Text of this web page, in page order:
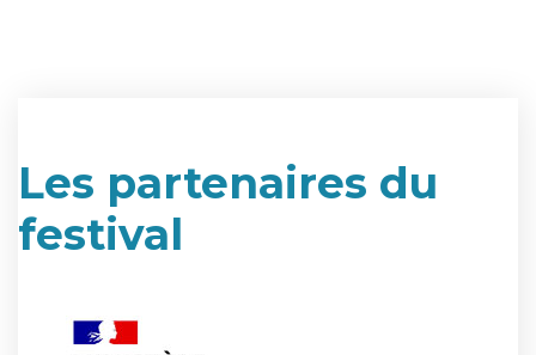
Les partenaires du
festival